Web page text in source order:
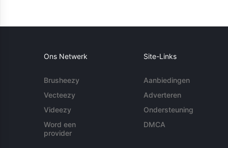
Ons Netwerk
Brusheezy
Vecteezy
Videezy
Word een
provider
Site-Links
Aanbiedingen
Adverteren
Ondersteuning
DMCA